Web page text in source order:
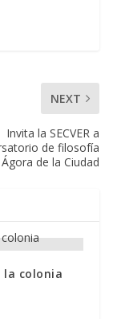
NEXT
Invita la SECVER a
de filosofía
de la Ciudad
la colonia